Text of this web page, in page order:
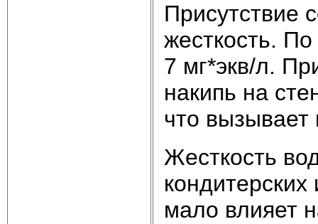
Присутствие
жесткость.
7 мг*экв/л.
накипь на
что вызывает
Жесткость
мало влияет